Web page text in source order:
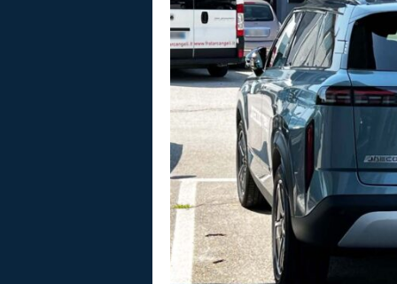
Peugeot
Seat
Cupra
Jaecoo
Citroën
Omoda
Jeep
Opel
Lancia
Fiat
Alfa
Romeo
Abarth
Land
Rover
Mazda
Hyundai